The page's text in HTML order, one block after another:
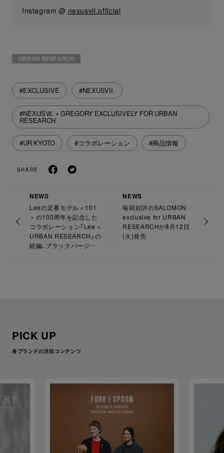
Instagram @ nexusvii.official
URBAN RESEARCH
#EXCLUSIVE #NEXUSVII.
#NEXUSⅦ. × GREGORY EXCLUSIVELY FOR URBAN
RESEARCH
#UR KYOTO #コラボレーション #商品情報
SHARE
NEWS
Leeの定番モデル＜101
＞の100周年を記念した
コラボレーション「Lee ×
URBAN RESEARCH」の
続編、ブラックバージョ
NEWS
毎回好評のSALOMON
exclusive for URBAN
RESEARCHが8月12日
(火)発売
PICK UP
各ブランドの注目コンテンツ